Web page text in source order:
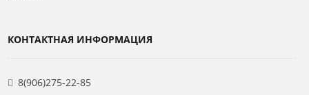
КОНТАКТНАЯ ИНФОРМАЦИЯ
8(906)275-22-85